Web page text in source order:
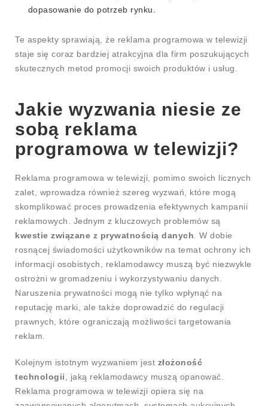
dopasowanie do potrzeb rynku.
Te aspekty sprawiają, że reklama programowa w telewizji
staje się coraz bardziej atrakcyjna dla firm poszukujących
skutecznych metod promocji swoich produktów i usług.
Jakie wyzwania niesie ze
sobą reklama
programowa w telewizji?
Reklama programowa w telewizji, pomimo swoich licznych
zalet, wprowadza również szereg wyzwań, które mogą
skomplikować proces prowadzenia efektywnych kampanii
reklamowych. Jednym z kluczowych problemów są
kwestie związane z prywatnością danych . W dobie
rosnącej świadomości użytkowników na temat ochrony ich
informacji osobistych, reklamodawcy muszą być niezwykle
ostrożni w gromadzeniu i wykorzystywaniu danych.
Naruszenia prywatności mogą nie tylko wpłynąć na
reputację marki, ale także doprowadzić do regulacji
prawnych, które ograniczają możliwości targetowania
reklam.
Kolejnym istotnym wyzwaniem jest złożoność
technologii , jaką reklamodawcy muszą opanować.
Reklama programowa w telewizji opiera się na